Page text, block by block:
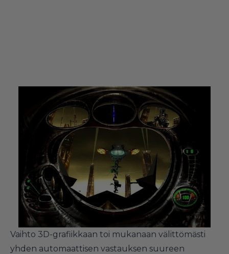
Vaihto 3D-grafiikkaan toi mukanaan välittömästi
yhden automaattisen vastauksen suureen